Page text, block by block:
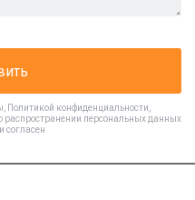
Политикой конфиденциальности
распространении персональных данных
согласен